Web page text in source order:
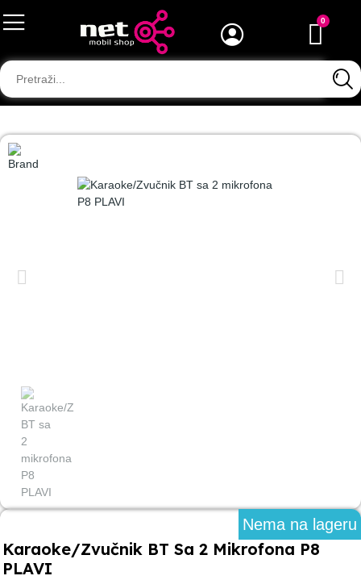
Nema na lageru
Karaoke/Zvučnik BT Sa 2 Mikrofona P8
PLAVI